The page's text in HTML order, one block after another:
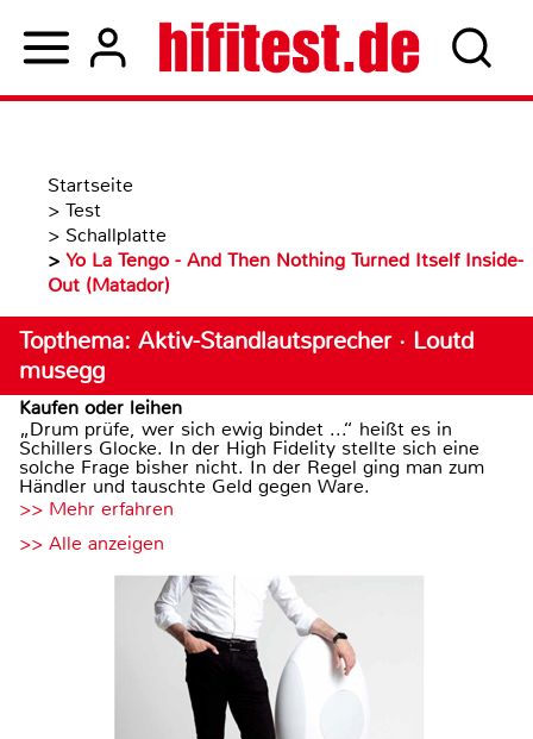
Startseite
> Test
> Schallplatte
> Yo La Tengo - And Then Nothing Turned Itself Inside-
Out (Matador)
Topthema: Aktiv-Standlautsprecher · Loutd
musegg
Kaufen oder leihen
„Drum prüfe, wer sich ewig bindet ...“ heißt es in
Schillers Glocke. In der High Fidelity stellte sich eine
solche Frage bisher nicht. In der Regel ging man zum
Händler und tauschte Geld gegen Ware.
>> Mehr erfahren
>> Alle anzeigen